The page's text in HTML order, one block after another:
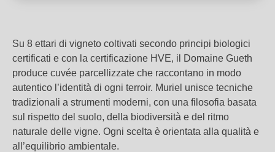
Su 8 ettari di vigneto coltivati secondo principi biologici
certificati e con la certificazione HVE, il Domaine Gueth
produce cuvée parcellizzate che raccontano in modo
autentico l’identità di ogni terroir. Muriel unisce tecniche
tradizionali a strumenti moderni, con una filosofia basata
sul rispetto del suolo, della biodiversità e del ritmo
naturale delle vigne. Ogni scelta è orientata alla qualità e
all’equilibrio ambientale.